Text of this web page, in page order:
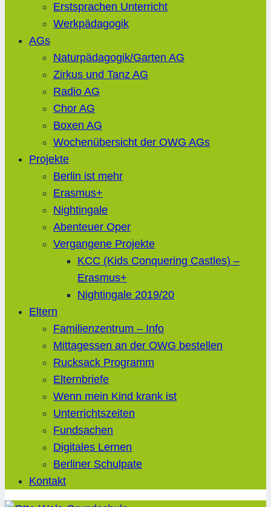
Erstsprachen Unterricht
Werkpädagogik
AGs
Naturpädagogik/Garten AG
Zirkus und Tanz AG
Radio AG
Chor AG
Boxen AG
Wochenübersicht der OWG AGs
Projekte
Berlin ist mehr
Erasmus+
Nightingale
Abenteuer Oper
Vergangene Projekte
KCC (Kids Conquering Castles) –
Erasmus+
Nightingale 2019/20
Eltern
Familienzentrum – Info
Mittagessen an der OWG bestellen
Rucksack Programm
Elternbriefe
Wenn mein Kind krank ist
Unterrichtszeiten
Fundsachen
Digitales Lernen
Berliner Schulpate
Kontakt